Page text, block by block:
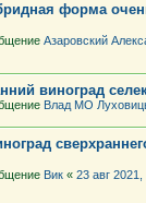
форма
Азаровский
виноград
Влад МО
Вик « 23 авг 2021,